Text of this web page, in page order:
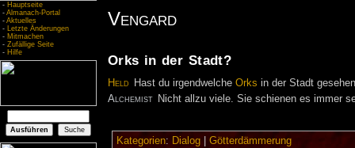
- Hauptseite
- Almanach-Portal
- Aktuelles
- Letzte Änderungen
- Mitmachen
- Zufällige Seite
- Hilfe
Vengard
Orks in der Stadt?
Held Hast du irgendwelcheOrks in der Stadt
Alchemist Nicht allzu viele. Sie schienen es immer
Kategorien: Dialog| Götterdämmerung